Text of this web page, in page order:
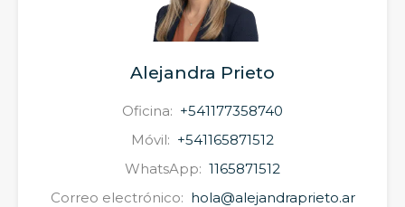
Alejandra Prieto
Oficina: +541177358740
Móvil: +541165871512
WhatsApp: 1165871512
Correo electrónico: hola@alejandraprieto.ar